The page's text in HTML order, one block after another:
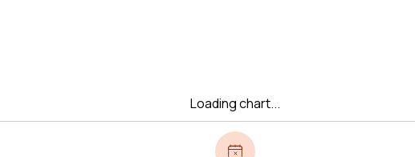
Loading chart...